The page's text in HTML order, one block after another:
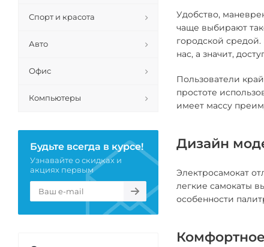
Удобство,
чаще выбирают
городской
нас, а значит,
Пользователи
простоте
имеет массу
Дизайн
Электросамокат
легкие самокаты
особенности
Спорт и красота
Авто
Офис
Компьютеры
Будьте всегда в курсе!
Узнавайте о скидках и
акциях первым